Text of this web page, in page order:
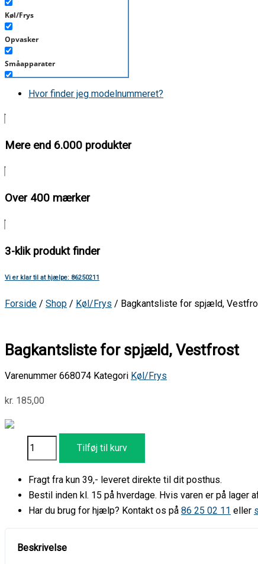
Køl/Frys
Opvasker
Småapparater
Støvsuger
Tørretumbler
Hvor finder jeg modelnummeret?
Mere end 6.000 produkter
Over 400 mærker
3-klik produkt finder
Vi er klar til at hjælpe: 86250211
Forside / Shop / Køl/Frys / Bagkantsliste for spjæld,
Bagkantsliste for spjæld, Vestfrost
Varenummer 668074 Kategori Køl/Frys
kr. 185,00
Tilføj til kurv
Fragt fra kun 39,- leveret direkte til dit posthus.
Bestil inden kl. 15 på hverdage. Hvis varen er på lager
Har du brug for hjælp? Kontakt os på 86 25 02 11 eller